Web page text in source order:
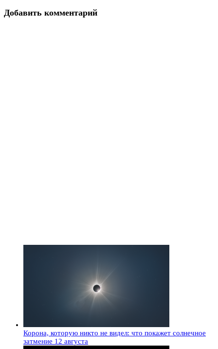
Добавить комментарий
Корона, которую никто не видел: что покажет солнечное
затмение 12 августа